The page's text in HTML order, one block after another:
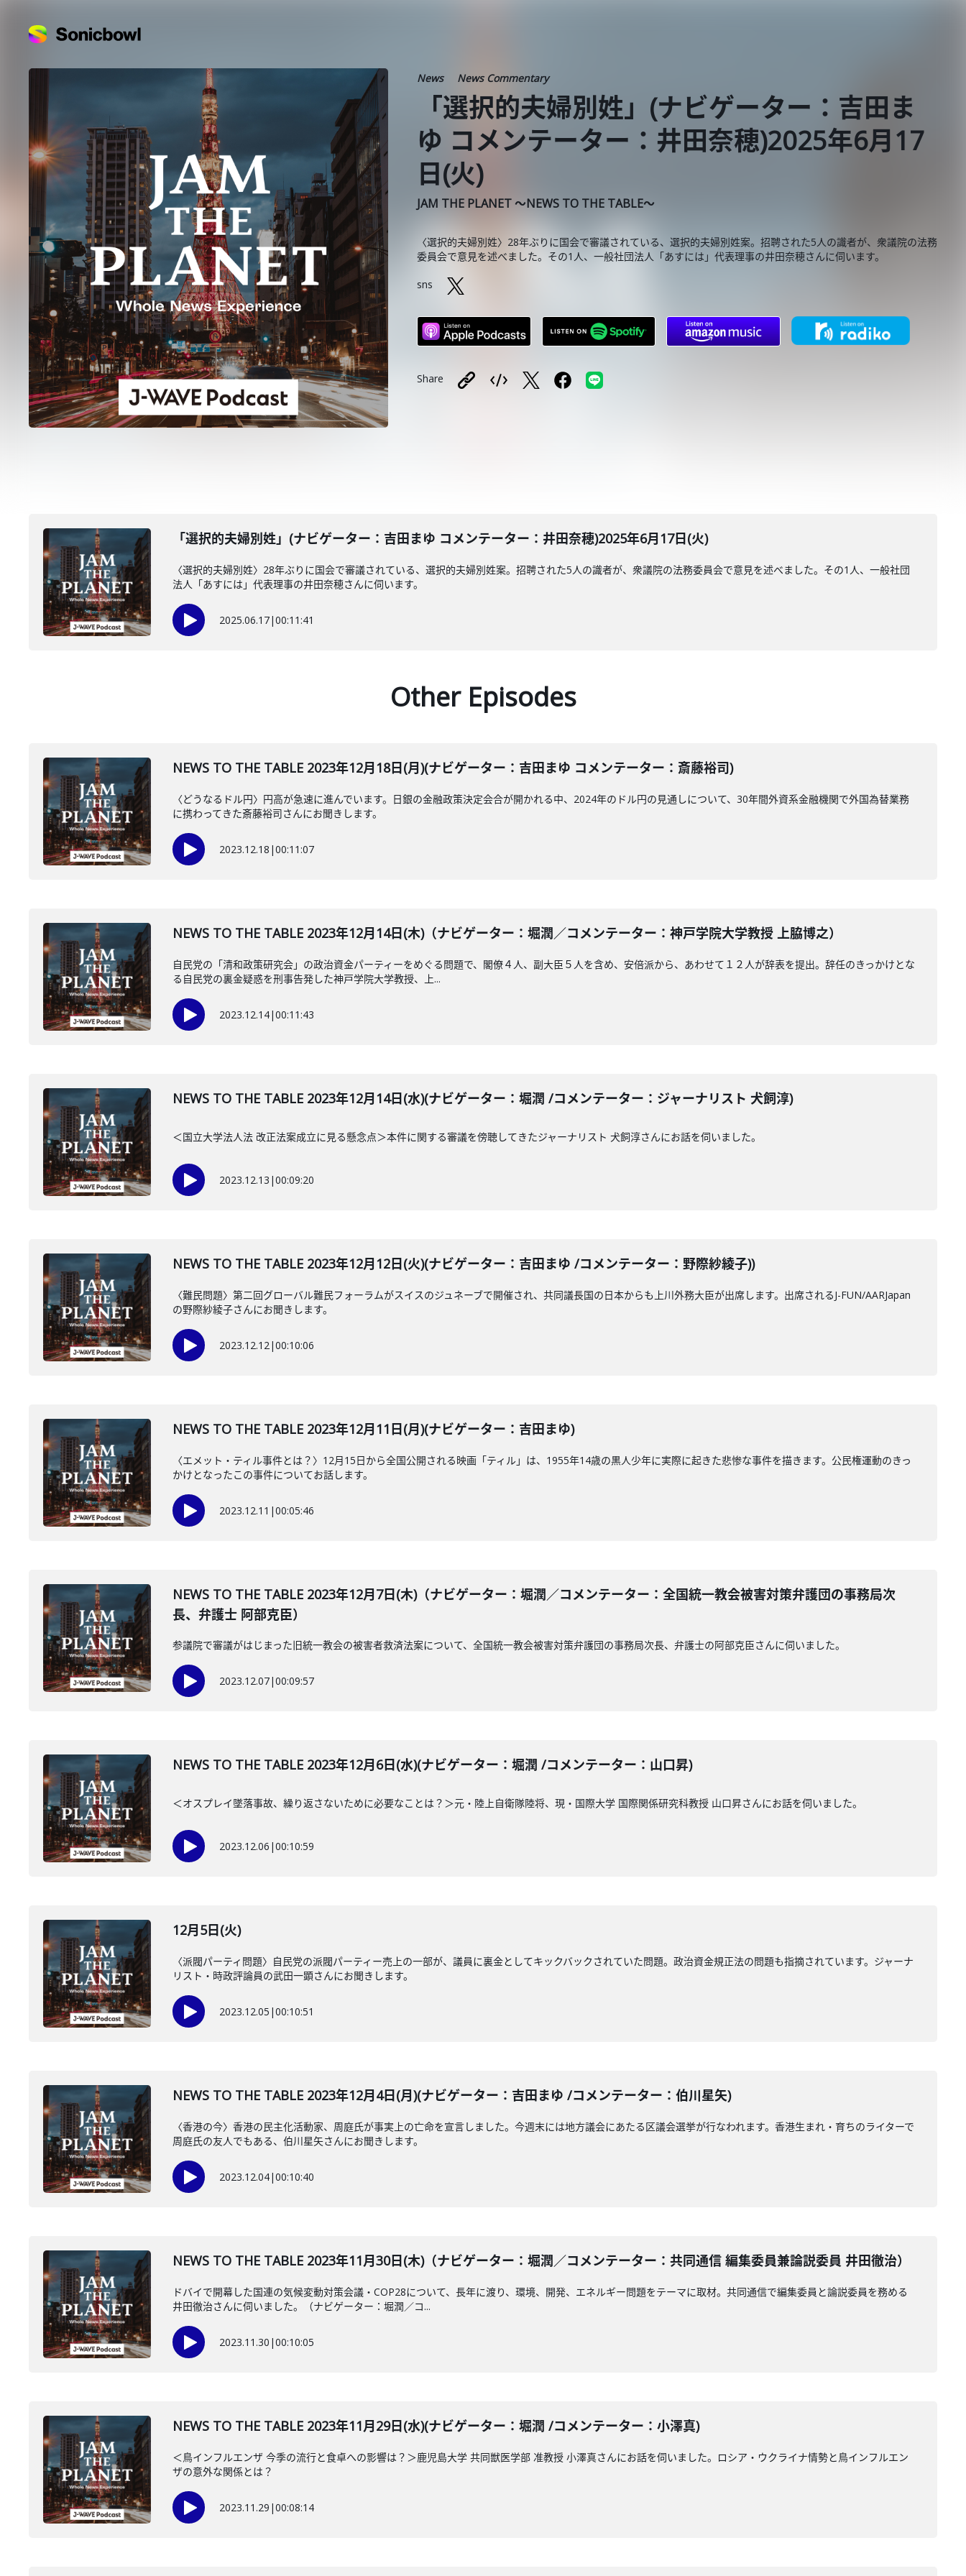
News News Commentary
「選択的夫婦別姓」(ナビゲーター：吉田ま
ゆ コメンテーター：井田奈穂)2025年6月17
日(火)
JAM THE PLANET ～NEWS TO THE TABLE～
〈選択的夫婦別姓〉28年ぶりに国会で審議されている、選択的夫婦別姓案。招聘された5人の識者が、衆議院の法務
委員会で意見を述べました。その1人、一般社団法人「あすには」代表理事の井田奈穂さんに伺います。
sns
Share
「選択的夫婦別姓」(ナビゲーター：吉田まゆ コメンテーター：井田奈穂)2025年6月17日(火)
〈選択的夫婦別姓〉28年ぶりに国会で審議されている、選択的夫婦別姓案。招聘された5人の識者が、衆議院の法務委員会で意見を述べました。その1人、一般社団
法人「あすには」代表理事の井田奈穂さんに伺います。
2025.06.17|00:11:41
Other Episodes
NEWS TO THE TABLE 2023年12月18日(月)(ナビゲーター：吉田まゆ コメンテーター：斎藤裕司)
〈どうなるドル円〉円高が急速に進んでいます。日銀の金融政策決定会合が開かれる中、2024年のドル円の見通しについて、30年間外資系金融機関で外国為替業務
に携わってきた斎藤裕司さんにお聞きします。
2023.12.18 |00:11:07
NEWS TO THE TABLE 2023年12月14日(木)（ナビゲーター：堀潤／コメンテーター：神戸学院大学教授 上脇博之）
自民党の「清和政策研究会」の政治資金パーティーをめぐる問題で、閣僚４人、副大臣５人を含め、安倍派から、あわせて１２人が辞表を提出。辞任のきっかけとな
る自民党の裏金疑惑を刑事告発した神戸学院大学教授、上...
2023.12.14|00:11:43
NEWS TO THE TABLE 2023年12月14日(水)(ナビゲーター：堀潤 /コメンテーター：ジャーナリスト 犬飼淳)
＜国立大学法人法 改正法案成立に見る懸念点＞本件に関する審議を傍聴してきたジャーナリスト 犬飼淳さんにお話を伺いました。
2023.12.13 |00:09:20
NEWS TO THE TABLE 2023年12月12日(火)(ナビゲーター：吉田まゆ /コメンテーター：野際紗綾子))
〈難民問題〉第二回グローバル難民フォーラムがスイスのジュネーブで開催され、共同議長国の日本からも上川外務大臣が出席します。出席されるJ-FUN/AARJapan
の野際紗綾子さんにお聞きします。
2023.12.12|00:10:06
NEWS TO THE TABLE 2023年12月11日(月)(ナビゲーター：吉田まゆ)
〈エメット・ティル事件とは？〉12月15日から全国公開される映画「ティル」は、1955年14歳の黒人少年に実際に起きた悲惨な事件を描きます。公民権運動のきっ
かけとなったこの事件についてお話します。
2023.12.11 |00:05:46
NEWS TO THE TABLE 2023年12月7日(木)（ナビゲーター：堀潤／コメンテーター：全国統一教会被害対策弁護団の事務局次
長、弁護士 阿部克臣）
参議院で審議がはじまった旧統一教会の被害者救済法案について、全国統一教会被害対策弁護団の事務局次長、弁護士の阿部克臣さんに伺いました。
2023.12.07|00:09:57
NEWS TO THE TABLE 2023年12月6日(水)(ナビゲーター：堀潤 /コメンテーター：山口昇)
＜オスプレイ墜落事故、繰り返さないために必要なことは？＞元・陸上自衛隊陸将、現・国際大学 国際関係研究科教授 山口昇さんにお話を伺いました。
2023.12.06 |00:10:59
12月5日(火)
〈派閥パーティ問題〉自民党の派閥パーティー売上の一部が、議員に裏金としてキックバックされていた問題。政治資金規正法の問題も指摘されています。ジャーナ
リスト・時政評論員の武田一顕さんにお聞きします。
2023.12.05 |00:10:51
NEWS TO THE TABLE 2023年12月4日(月)(ナビゲーター：吉田まゆ /コメンテーター：伯川星矢)
〈香港の今〉香港の民主化活動家、周庭氏が事実上の亡命を宣言しました。今週末には地方議会にあたる区議会選挙が行なわれます。香港生まれ・育ちのライターで
周庭氏の友人でもある、伯川星矢さんにお聞きします。
2023.12.04|00:10:40
NEWS TO THE TABLE 2023年11月30日(木)（ナビゲーター：堀潤／コメンテーター：共同通信 編集委員兼論説委員 井田徹治）
ドバイで開幕した国連の気候変動対策会議・COP28について、長年に渡り、環境、開発、エネルギー問題をテーマに取材。共同通信で編集委員と論説委員を務める
井田徹治さんに伺いました。（ナビゲーター：堀潤／コ...
2023.11.30 |00:10:05
NEWS TO THE TABLE 2023年11月29日(水)(ナビゲーター：堀潤 /コメンテーター：小澤真)
＜鳥インフルエンザ 今季の流行と食卓への影響は？＞鹿児島大学 共同獣医学部 准教授 小澤真さんにお話を伺いました。ロシア・ウクライナ情勢と鳥インフルエン
ザの意外な関係とは？
2023.11.29 |00:08:14